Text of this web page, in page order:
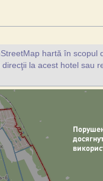
hartă în scopul
la acest hotel sau